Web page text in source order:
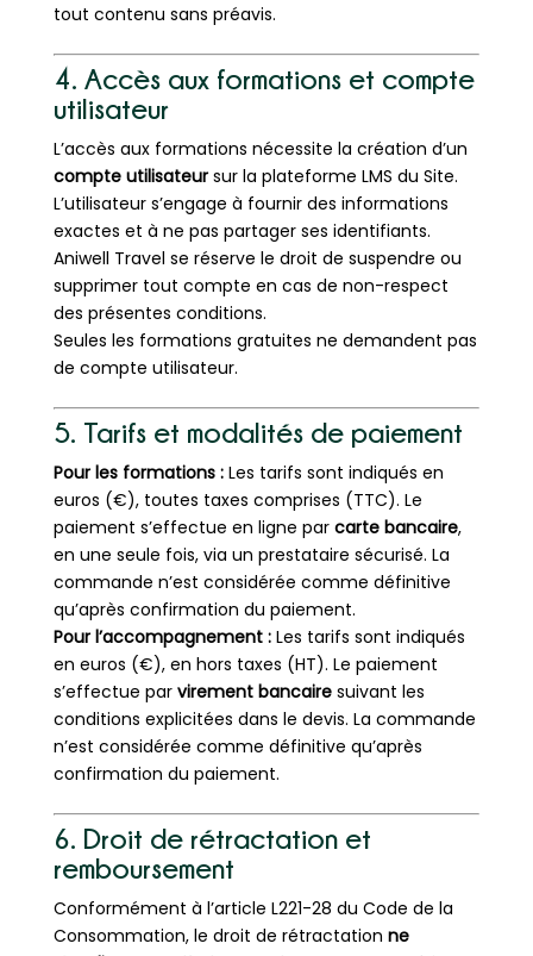
tout contenu sans préavis.
4. Accès aux formations et compte
utilisateur
L’accès aux formations nécessite la création d’un
compte utilisateursur la plateforme LMS du Site.
L’utilisateur s’engage à fournir des informations
exactes et à ne pas partager ses identifiants.
Aniwell Travel se réserve le droit de suspendre ou
supprimer tout compte en cas de non-respect
des présentes conditions.
Seules les formations gratuites ne demandent pas
de compte utilisateur.
5. Tarifs et modalités de paiement
Pour les formations :Les tarifs sont indiqués en
euros (€), toutes taxes comprises (TTC). Le
paiement s’effectue en ligne parcarte bancaire,
en une seule fois, via un prestataire sécurisé. La
commande n’est considérée comme définitive
qu’après confirmation du paiement.
Pour l’accompagnement :Les tarifs sont indiqués
en euros (€), en hors taxes (HT). Le paiement
s’effectue par virement bancairesuivant les
conditions explicitées dans le devis. La commande
n’est considérée comme définitive qu’après
confirmation du paiement.
6. Droit de rétractation et
remboursement
Conformément à l’article L221-28 du Code de la
Consommation, le droit de rétractation ne